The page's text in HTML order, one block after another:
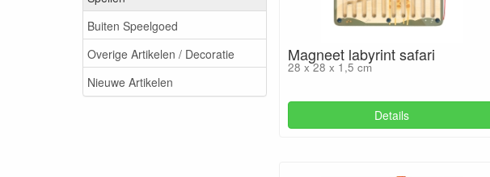
Buiten Speelgoed
Overige Artikelen / Decoratie
Nieuwe Artikelen
Magneet labyrint safari
28 x 28 x 1,5 cm
Details